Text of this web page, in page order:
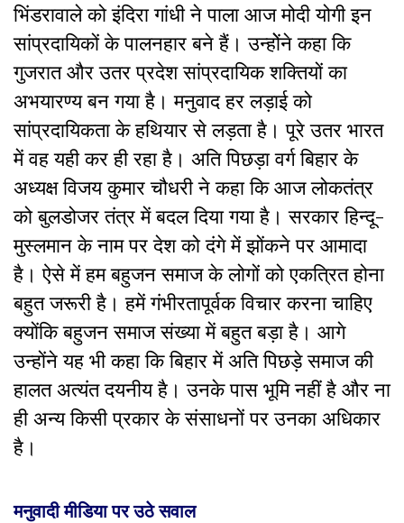
भिंडरावाले को इंदिरा गांधी ने पाला आज मोदी योगी इन
सांप्रदायिकों के पालनहार बने हैं। उन्होेंने कहा कि
गुजरात और उतर प्रदेश सांप्रदायिक शक्तियों का
अभयारण्य बन गया है। मनुवाद हर लड़ाई को
सांप्रदायिकता के हथियार से लड़ता है। पूरे उतर भारत
में वह यही कर ही रहा है। अति पिछड़ा वर्ग बिहार के
अध्यक्ष विजय कुमार चौधरी ने कहाकि आज लोकतंत्र
को बुलडोजर तंत्र में बदल दिया गया है। सरकार हिन्दू-
मुस्लमान के नाम पर देश को दंगे में झोंकने पर आमादा
है। ऐसे में हम बहुजन समाज के लोगों को एकत्रित होना
बहुत जरूरी है। हमें गंभीरतापूर्वक विचार करना चाहिए
क्योंकि बहुजन समाज संख्या में बहुत बड़ा है। आगे
उन्होंने यह भी कहा कि बिहार में अति पिछड़े समाज की
हालत अत्यंत दयनीय है। उनके पास भूमि नहीं है और ना
ही अन्य किसी प्रकार के संसाधनों पर उनका अधिकार
है।
मनुवादी मीडिया पर उठे सवाल